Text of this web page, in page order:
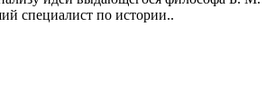
специалист по истории..